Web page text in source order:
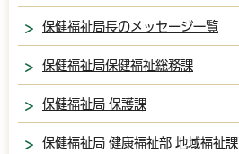
保健福祉局長のメッセージ一覧
保健福祉局保健福祉総務課
保健福祉局 保護課
保健福祉局 健康福祉部 地域福祉課